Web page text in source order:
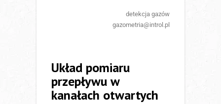
detekcja gazów
gazometria@introl.pl
Układ pomiaru
przepływu w
kanałach otwartych